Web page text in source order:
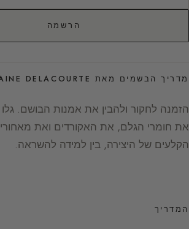
הרשמה
מדריך הבשמים מאת SYLVAINE DELACOURTE
הזמנה לחקור ולהבין את אמנות הבושם. גלו
את חומרי הגלם, את האקורדים ואת מאחורי
הקלעים של היצירה, בין למידה להשראה.
המדריך